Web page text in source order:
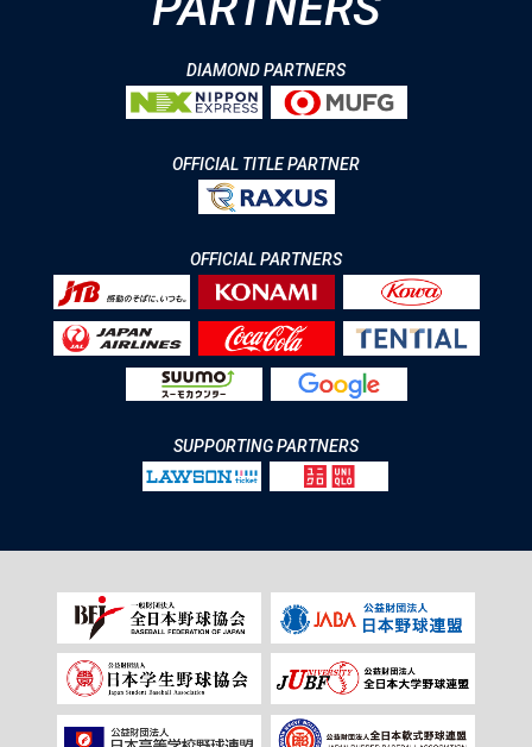
DIAMOND PARTNERS
OFFICIAL TITLE PARTNER
OFFICIAL PARTNERS
SUPPORTING PARTNERS